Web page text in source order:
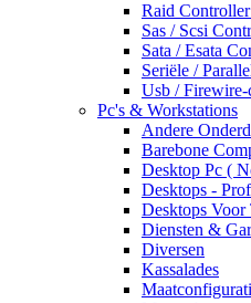
Raid
Sas / Scsi
Sata / Esata
Seriële /
Usb /
Pc's & Workstations
Andere
Barebone
Desktop Pc (
Desktops -
Desktops
Diensten &
Diversen
Kassalades